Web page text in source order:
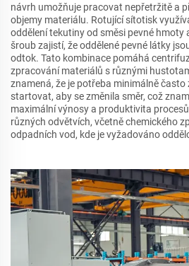
návrh umožňuje pracovat nepřetržitě a
objemy materiálu. Rotující sítotisk
oddělení tekutiny od směsi pevné hmoty
šroub zajistí, že oddělené pevné látky
odtok. Tato kombinace pomáhá
zpracování materiálů s různými
znamená, že je potřeba minimálně
startovat, aby se změnila směr, což
maximální výnosy a produktivita
různých odvětvích, včetně chemického
odpadních vod, kde je vyžadováno